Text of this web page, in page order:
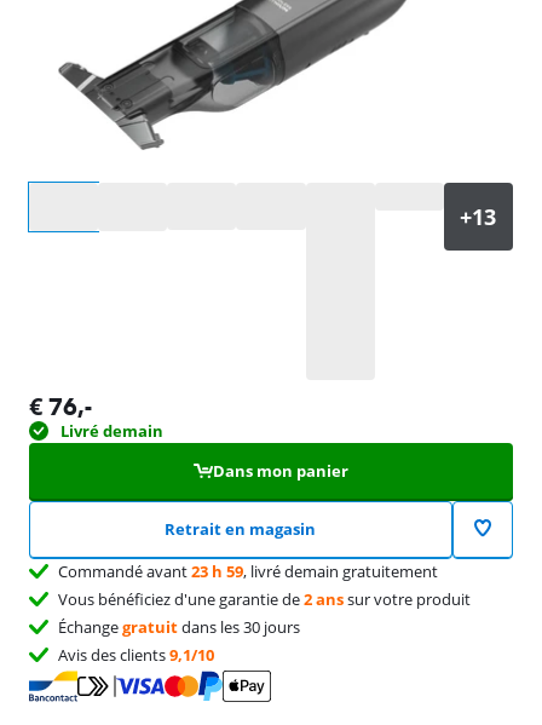
€ 76,-
Livré demain
Dans mon panier
Retrait en magasin
Commandé avant23 h 59, livré demain gratuitement
Vous bénéficiez d'une garantie de2 anssur votre produit
Échangegratuitdans les 30 jours
Avis des clients9,1/10